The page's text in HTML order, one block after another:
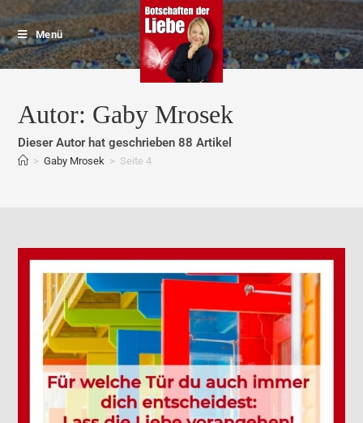
Menü
Autor: Gaby Mrosek
Dieser Autor hat geschrieben 88 Artikel
> Gaby Mrosek > Seite 4